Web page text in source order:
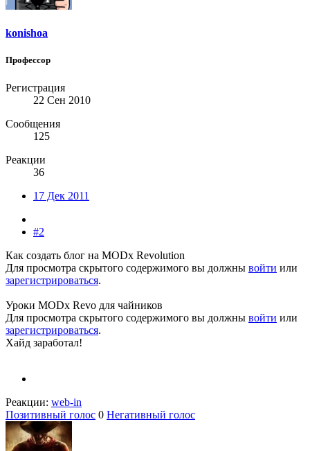
konishoa
Профессор
Регистрация
22 Сен 2010
Сообщения
125
Реакции
36
17 Дек 2011
#2
Как создать блог на MODx Revolution
Для просмотра скрытого содержимого вы должны войти или
зарегистрироваться.
Уроки MODx Revo для чайников
Для просмотра скрытого содержимого вы должны войти или
зарегистрироваться.
Хайд заработал!
Реакции: web-in
Позитивный голос 0 Негативный голос